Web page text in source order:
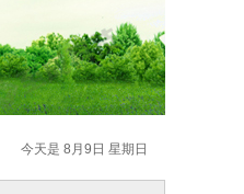
今天是 8月9日 星期日